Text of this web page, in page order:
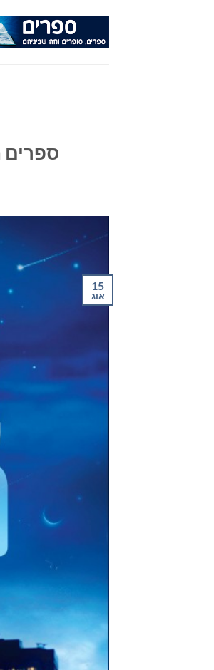
ספרים
15
אוג